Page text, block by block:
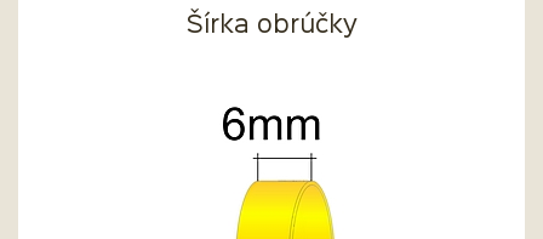
Šírka obrúčky